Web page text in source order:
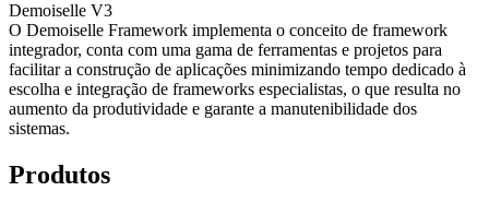
Demoiselle V3
O Demoiselle Framework implementa o conceito de framework
integrador, conta com uma gama de ferramentas e projetos para
facilitar a construção de aplicações minimizando tempo dedicado à
escolha e integração de frameworks especialistas, o que resulta no
aumento da produtividade e garante a manutenibilidade dos
sistemas.
Produtos